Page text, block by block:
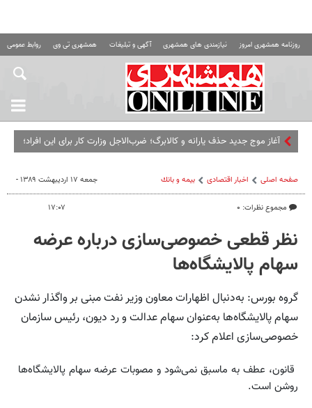
روزنامه همشهری امروز نیازمندی های همشهری آگهی و تبلیغات همشهری تی وی روابط عمومی
آغاز موج جدید حذف یارانه و کالابرگ؛ ضرب‌الاجل وزارت کار برای این افراد؛
صفحه اصلی اخبار اقتصادی بيمه و بانك
مجموع نظرات: ۰
جمعه ۱۷ اردیبهشت ۱۳۸۹ -
۱۷:۰۷
نظر قطعی خصوصی‌سازی درباره عرضه
سهام پالایشگاه‌ها
گروه بورس: به‌دنبال اظهارات معاون وزیر نفت مبنی بر واگذار نشدن
سهام پالایشگاه‌ها به‌عنوان سهام عدالت و رد دیون، رئیس سازمان
خصوصی‌سازی‌ اعلام کرد:
قانون، عطف به ماسبق نمی‌شود و مصوبات عرضه سهام پالایشگاه‌ها
روشن است.